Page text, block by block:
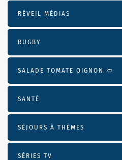
RÉVEIL MÉDIAS
RUGBY
SALADE TOMATE OIGNON 🥙
SANTÉ
SÉJOURS À THÈMES
SÉRIES TV